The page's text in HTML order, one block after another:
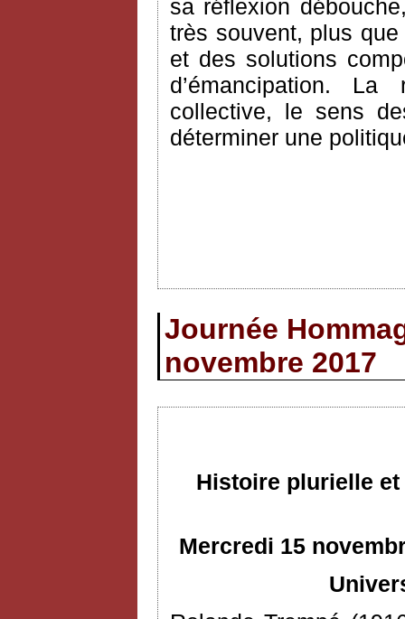
sa réflexion
très souvent, plus
et des solutions
d’émancipation.
collective, le sens
déterminer une
Journée
novembre 2017
Histoire plurielle
Mercredi 15